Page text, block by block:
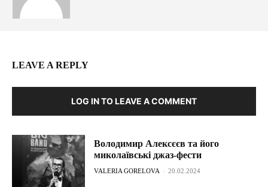
LEAVE A REPLY
LOG IN TO LEAVE A COMMENT
Володимир Алексєєв та його
миколаївські джаз-фести
VALERIA GORELOVA - 20.02.2024